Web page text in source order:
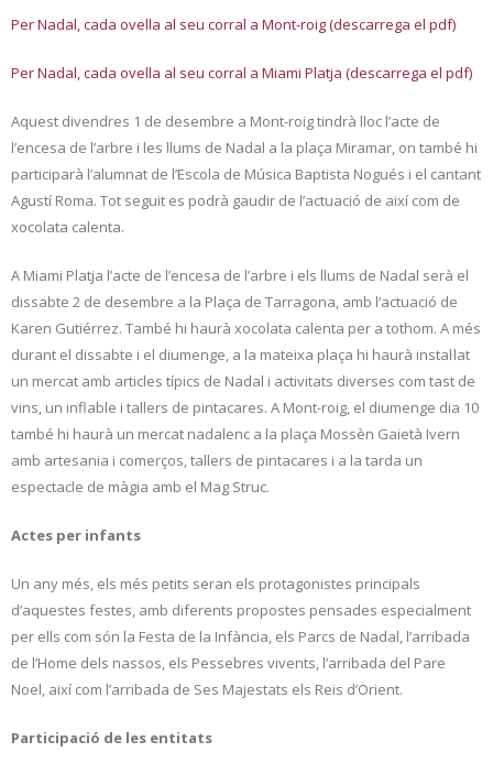
Per Nadal, cada ovella al seu corral a Mont-roig (descarrega el pdf)
Per Nadal, cada ovella al seu corral a Miami Platja (descarrega el pdf)
Aquest divendres 1 de desembre a Mont-roig tindrà lloc l’acte de
l’encesa de l’arbre i les llums de Nadal a la plaça Miramar, on també hi
participarà l’alumnat de l’Escola de Música Baptista Nogués i el cantant
Agustí Roma. Tot seguit es podrà gaudir de l’actuació de així com de
xocolata calenta.
A Miami Platja l’acte de l’encesa de l’arbre i els llums de Nadal serà el
dissabte 2 de desembre a la Plaça de Tarragona, amb l’actuació de
Karen Gutiérrez. També hi haurà xocolata calenta per a tothom. A més
durant el dissabte i el diumenge, a la mateixa plaça hi haurà instal·lat
un mercat amb articles típics de Nadal i activitats diverses com tast de
vins, un inflable i tallers de pintacares. A Mont-roig, el diumenge dia 10
també hi haurà un mercat nadalenc a la plaça Mossèn Gaietà Ivern
amb artesania i comerços, tallers de pintacares i a la tarda un
espectacle de màgia amb el Mag Struc.
Actes per infants
Un any més, els més petits seran els protagonistes principals
d’aquestes festes, amb diferents propostes pensades especialment
per ells com són la Festa de la Infància, els Parcs de Nadal, l’arribada
de l’Home dels nassos, els Pessebres vivents, l’arribada del Pare
Noel, així com l’arribada de Ses Majestats els Reis d’Orient.
Participació de les entitats